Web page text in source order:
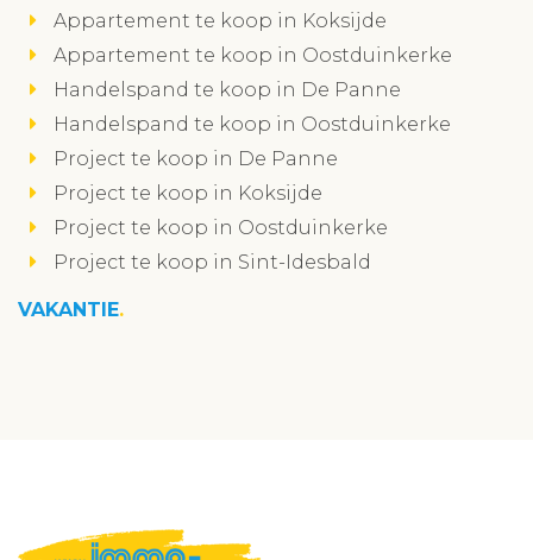
Appartement te koop in Koksijde
Appartement te koop in Oostduinkerke
Handelspand te koop in De Panne
Handelspand te koop in Oostduinkerke
Project te koop in De Panne
Project te koop in Koksijde
Project te koop in Oostduinkerke
Project te koop in Sint-Idesbald
VAKANTIE